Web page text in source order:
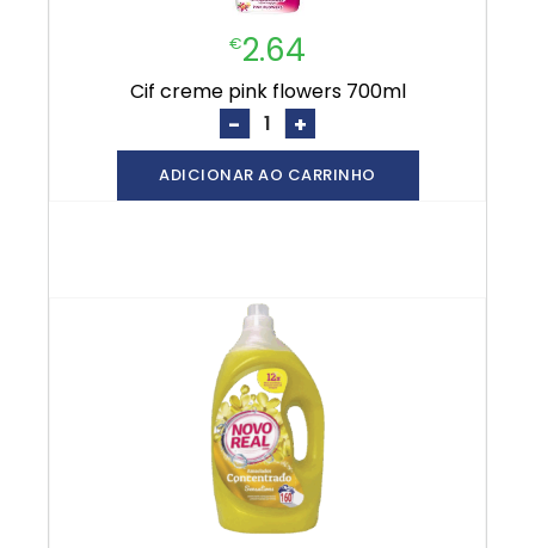
€2.64
cif creme pink flowers 700ml
- +
ADICIONAR AO CARRINHO